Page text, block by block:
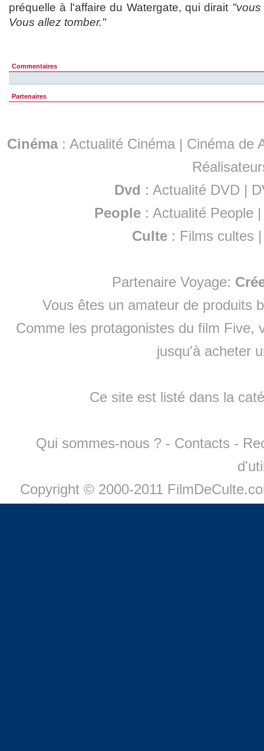
préquelle à l'affaire du Watergate, qui dirait
Vous allez tomber."
Commentaires
Partenaires
Cinéma: Actualité Cinéma | Cinéma de
Dvd : Actualité DVD |
People :Actualité People
Culte : Films cultes
Partenaire Voyage:
Vous êtes un amateur de produits
Comme les protagonistes du film Five,
jusqu'à acheter
Ce site est listé dans la
Qui sommes-nous ? - Contacts -
Copyright © 2000-2011